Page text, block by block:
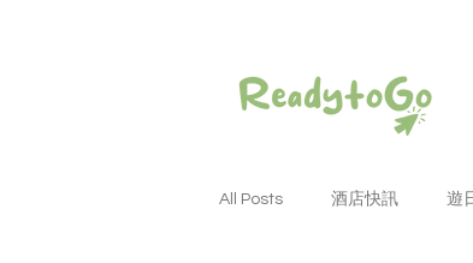
All Posts 酒店快訊 遊